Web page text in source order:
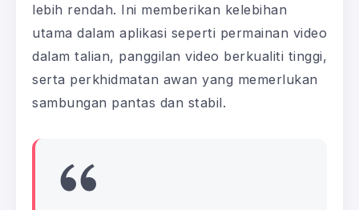
lebih rendah. Ini memberikan kelebihan
utama dalam aplikasi seperti permainan video
dalam talian, panggilan video berkualiti tinggi,
serta perkhidmatan awan yang memerlukan
sambungan pantas dan stabil.